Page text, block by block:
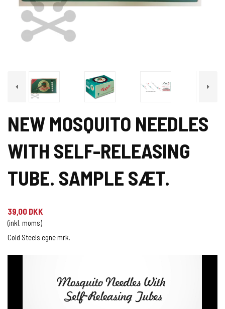
NEW MOSQUITO NEEDLES
WITH SELF-RELEASING
TUBE. SAMPLE SÆT.
39,00 DKK
(inkl. moms)
Cold Steels egne mrk.